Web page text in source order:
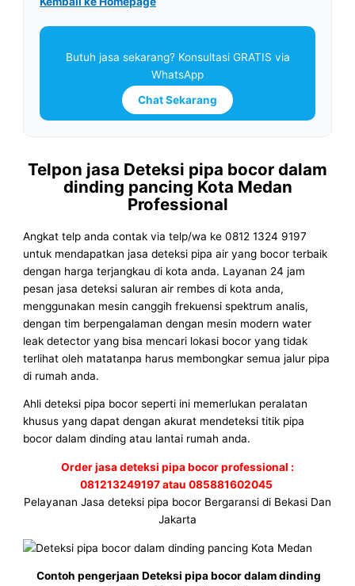
Butuh jasa sekarang? Konsultasi GRATIS via
WhatsApp
Chat Sekarang
Telpon jasa Deteksi pipa bocor dalam
dinding pancing Kota Medan
Professional
Angkat telp anda contak via telp/wa ke 0812 1324 9197
untuk mendapatkan jasa deteksi pipa air yang bocor terbaik
dengan harga terjangkau di kota anda. Layanan 24 jam
pesan jasa deteksi saluran air rembes di kota anda,
menggunakan mesin canggih frekuensi spektrum analis,
dengan tim berpengalaman dengan mesin modern water
leak detector yang bisa mencari lokasi bocor yang tidak
terlihat oleh matatanpa harus membongkar semua jalur pipa
di rumah anda.
Ahli deteksi pipa bocor seperti ini memerlukan peralatan
khusus yang dapat dengan akurat mendeteksi titik pipa
bocor dalam dinding atau lantai rumah anda.
Order jasa deteksi pipa bocor professional :
081213249197 atau 085881602045
Pelayanan Jasa deteksi pipa bocor Bergaransi di Bekasi Dan
Jakarta
Contoh pengerjaan Deteksi pipa bocor dalam dinding